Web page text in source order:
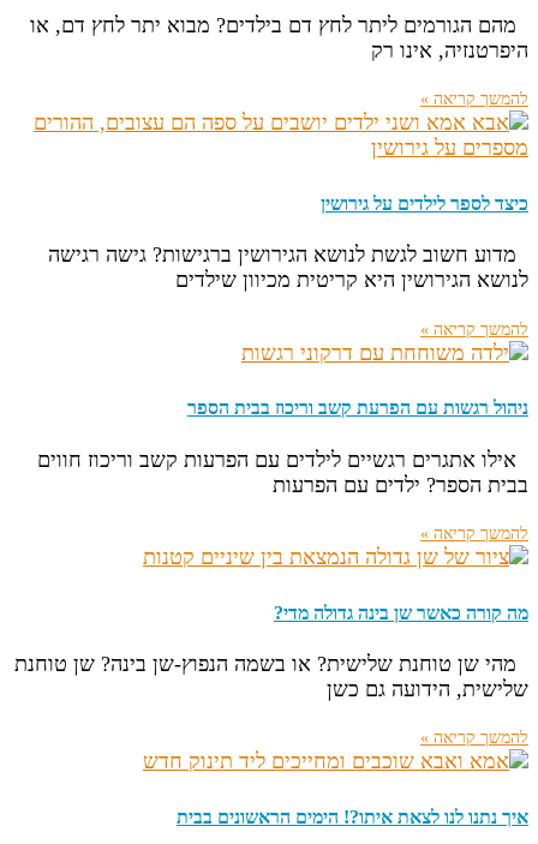
מהם הגורמים ליתר לחץ דם בילדים? מבוא יתר לחץ דם, או
היפרטנזיה, אינו רק
להמשך קריאה »
כיצד לספר לילדים על גירושין
מדוע חשוב לגשת לנושא הגירושין ברגישות? גישה רגישה
לנושא הגירושין היא קריטית מכיוון שילדים
להמשך קריאה »
ניהול רגשות עם הפרעת קשב וריכוז בבית הספר
אילו אתגרים רגשיים לילדים עם הפרעות קשב וריכוז חווים
בבית הספר? ילדים עם הפרעות
להמשך קריאה »
מה קורה כאשר שן בינה גדולה מדי?
מהי שן טוחנת שלישית? או בשמה הנפוץ-שן בינה? שן טוחנת
שלישית, הידועה גם כשן
להמשך קריאה »
איך נתנו לנו לצאת איתו?! הימים הראשונים בבית